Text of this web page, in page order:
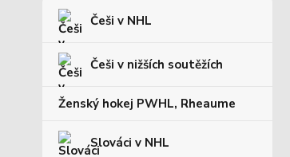
Češi v NHL
Češi v nižších soutěžích
Ženský hokej PWHL, Rheaume
Slováci v NHL